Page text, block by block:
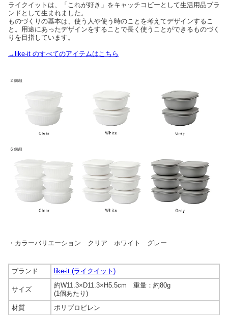
ライクイットは、「これが好き」をキャッチコピーとして生活用品ブラ
ンドとして生まれました。
ものづくりの基本は、使う人や使う時のことを考えてデザインするこ
と。用途にあったデザインをすることで長く使うことができるものづく
りを目指しています。
→like-it のすべてのアイテムはこちら
・カラーバリエーション クリア ホワイト グレー
ブランド like-it (ライクイット)
サイズ
約W11.3×D11.3×H5.5cm 重量：約80g
(1個あたり)
材質
ポリプロピレン